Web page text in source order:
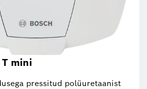
mini
pressitud polüuretaanist